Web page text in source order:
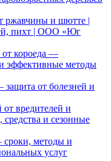
ржавчины и шютте |
пихт | ООО «Юг
от короеда —
эффективные методы
от болезней и
от вредителей и
и сезонные
сроки, методы и
услуг